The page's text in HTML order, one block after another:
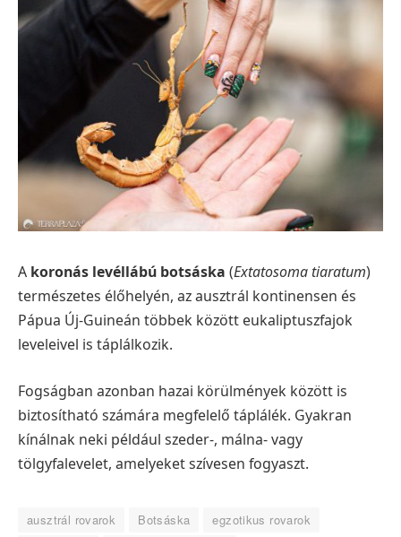
A koronás levéllábú botsáska (Extatosoma tiaratum)
természetes élőhelyén, az ausztrál kontinensen és
Pápua Új-Guineán többek között eukaliptuszfajok
leveleivel is táplálkozik.
Fogságban azonban hazai körülmények között is
biztosítható számára megfelelő táplálék. Gyakran
kínálnak neki például szeder-, málna- vagy
tölgyfalevelet, amelyeket szívesen fogyaszt.
ausztrál rovarok Botsáska
egzotikus rovarok